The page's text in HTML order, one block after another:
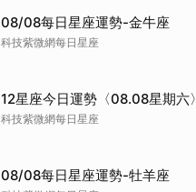
08/08每日星座運勢-金牛座
科技紫微網每日星座
12星座今日運勢〈08.08星期六〉
科技紫微網每日星座
08/08每日星座運勢-牡羊座